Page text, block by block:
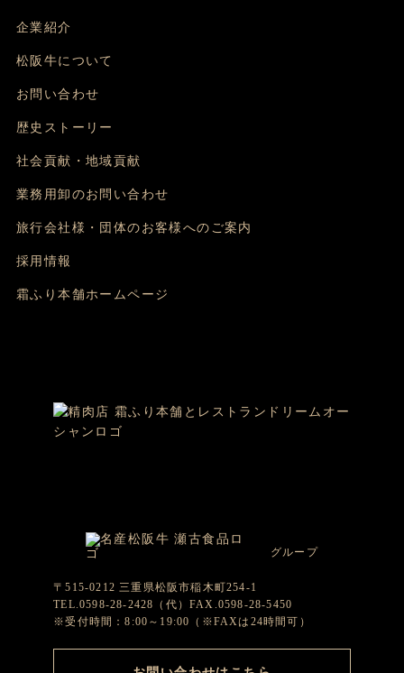
企業紹介
松阪牛について
お問い合わせ
歴史ストーリー
社会貢献・地域貢献
業務用卸のお問い合わせ
旅行会社様・団体のお客様へのご案内
採用情報
霜ふり本舗ホームページ
グループ
〒515-0212 三重県松阪市稲木町254-1
TEL.0598-28-2428（代）FAX.0598-28-5450
※受付時間：8:00～19:00（※FAXは24時間可）